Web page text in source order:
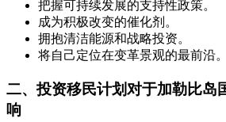
把握可持续发展的支持性政策。
成为积极改变的催化剂。
拥抱清洁能源和战略投资。
将自己定位在变革景观的最前沿。
二、投资移民计划对于加勒比岛
响